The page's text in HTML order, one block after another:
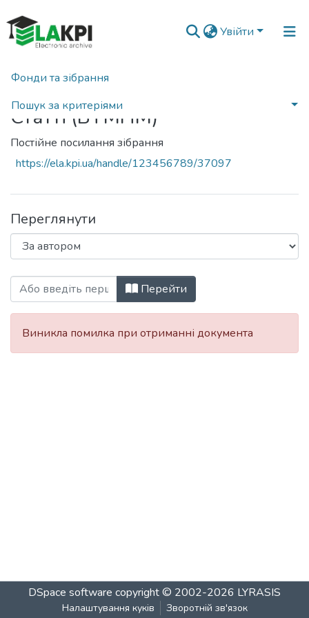
Увійти
Фонди та зібрання
Пошук за критеріями
Головна
Статті (ВТМПМ)
Постійне посилання зібрання
https://ela.kpi.ua/handle/123456789/37097
Переглянути
Перегляд Статті (ВТМПМ) за Автор
Перейти
Виникла помилка при отриманні документа
DSpace software copyright © 2002-2026 LYRASIS
Налаштування куків Зворотній зв'язок